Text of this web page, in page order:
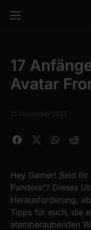
17
Avatar
12. Dezember 2023
Hey Gamer! Seid
Pandora“? Dieses
Herausforderung,
Tipps für euch, die
atemberaubenden